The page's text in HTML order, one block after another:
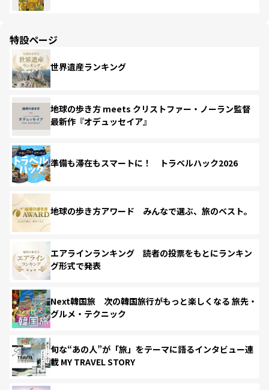
特設ページ
世界遺産ランキング
地球の歩き方 meets クリストファー・ノーラン監督
最新作『オデュッセイア』
準備も滞在もスマートに！ トラベルハック2026
地球の歩き方アワード みんなで選ぶ、旅のベスト。
エアラインランキング 読者の投票をもとにランキン
グ形式で発表
Next韓国旅 次の韓国旅行がもっと楽しくなる 旅先・
グルメ・テクニック
旬な“あの人”が「旅」をテーマに語るインタビュー連
載 MY TRAVEL STORY